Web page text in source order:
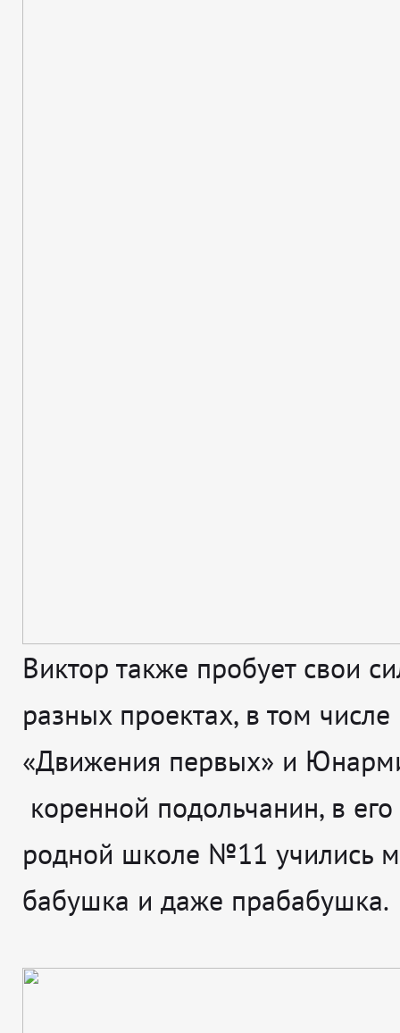
Виктор также пробует свои
разных проектах, в том числе
«Движения первых» и
коренной подольчанин, в его
родной школе №11 учились
бабушка и даже прабабушка.